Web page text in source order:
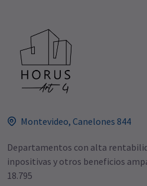
Montevideo, Canelones 844
Departamentos con alta
inpositivas y otros beneficios
18.795